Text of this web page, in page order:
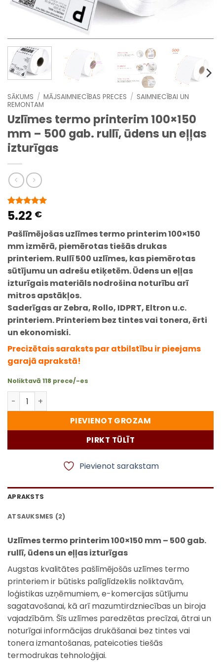
SĀKUMS / MĀJSAIMNIECĪBAS PRECES / SAIMNIECĪBAI UN
REMONTAM
Uzlīmes termo printerim 100×150
mm – 500 gab. rullī, ūdens un eļļas
izturīgas
Novērtēts5
no 5
2
pircēju
vērtējumiem
5.22 €
Pašlīmējošas uzlīmes termo printerim 100×150
mmizmērā, piemērotas tiešās drukas
printeriem. Rullī 500 uzlīmes, kas piemērotas
sūtījumu un adrešu etiķetēm. Ūdens un eļļas
izturīgais materiāls nodrošina noturību arī
mitros apstākļos.
Saderīgas ar Zebra, Rollo, IDPRT, Eltron u.c.
printeriem. Printeriem bez tintes vai tonera, ērti
un ekonomiski.
Precizētais saraksts par atbilstību ir pieejams
garajā aprakstā!
Noliktavā 118 prece/-es
Uzlīmes termo printerim 100x150 mm – 500 gab. rullī,
PIEVIENOT GROZAM
PIRKT TŪLĪT
Pievienot sarakstam
APRAKSTS
ATSAUKSMES (2)
Uzlīmes termo printerim 100×150 mm – 500 gab.
rullī, ūdens un eļļas izturīgas
Augstas kvalitātes pašlīmējošās uzlīmes termo
printeriem ir būtisks palīglīdzeklis noliktavām,
loģistikas uzņēmumiem, e-komercijas sūtījumu
sagatavošanai, kā arī mazumtirdzniecības un biroja
vajadzībām. Šīs uzlīmes paredzētas precīzai, ātrai un
noturīgai informācijas drukāšanai bez tintes vai
tonera izmantošanas, pateicoties tiešās
termodrukas tehnoloģijai.